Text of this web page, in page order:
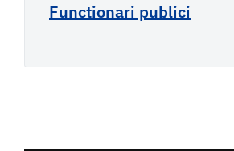
Functionari publici